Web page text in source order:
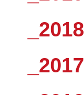
_2018
_2017